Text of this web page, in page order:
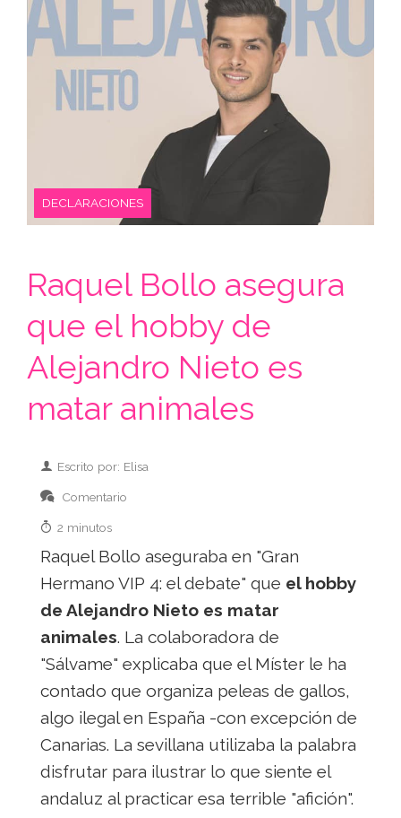
DECLARACIONES
Raquel Bollo asegura
que el hobby de
Alejandro Nieto es
matar animales
Escrito por: Elisa
Comentario
2 minutos
Raquel Bollo aseguraba en "Gran
Hermano VIP 4: el debate" que el hobby
de Alejandro Nieto es matar
animales. La colaboradora de
"Sálvame" explicaba que el Míster le ha
contado que organiza peleas de gallos,
algo ilegal en España -con excepción de
Canarias. La sevillana utilizaba la palabra
disfrutar para ilustrar lo que siente el
andaluz al practicar esa terrible "afición".